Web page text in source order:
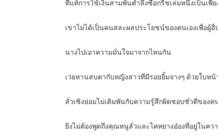
ที่แท้การใช้เงินสามพันตำลึงซื้อกริชเล่มหนึ่งเป็นเพี
เขาไม่ได้เป็นคนสละผลประโยชน์ของตนเองเพื่อ
นางไปเอาความมั่นใจมาจากไหนกัน
เว่ยหานสบตากับหญิงสาวที่มีรอยยิ้มจางๆ ด้วยใบห
ลั่วเซิงย่อมไม่เดิมพันกับความรู้สึกผิดชอบชั่วดีของค
ยิ่งไม่ต้องพูดถึงคุณหนูลั่วและไคหยางอ๋องที่อยู่ในคว